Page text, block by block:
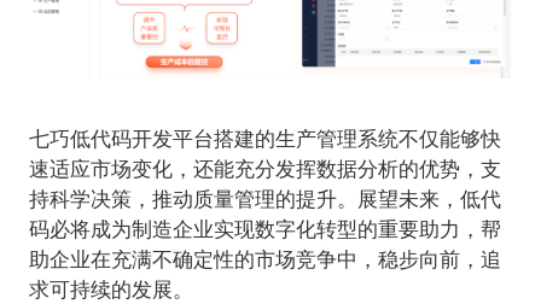
七巧低代码开发平台搭建的生产管理系统不仅能够快
速适应市场变化，还能充分发挥数据分析的优势，支
持科学决策，推动质量管理的提升。展望未来，低代
码必将成为制造企业实现数字化转型的重要助力，帮
助企业在充满不确定性的市场竞争中，稳步向前，追
求可持续的发展。